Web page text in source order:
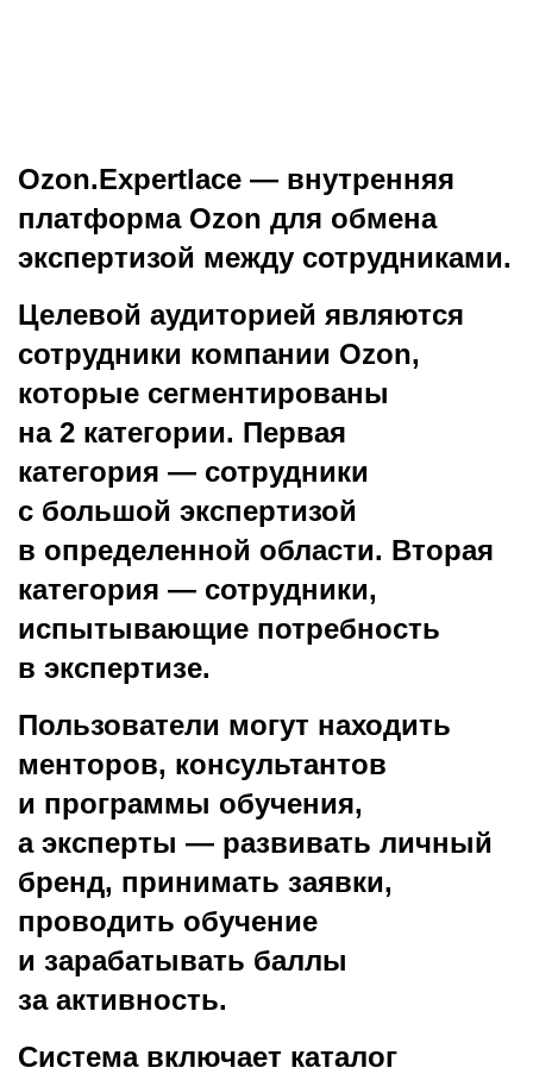
Ozon.Expertlace — внутренняя
платформа Ozon для обмена
экспертизой между сотрудниками.
Целевой аудиторией являются
сотрудники компании Ozon,
которые сегментированы
на 2 категории. Первая
категория — сотрудники
с большой экспертизой
в определенной области. Вторая
категория — сотрудники,
испытывающие потребность
в экспертизе.
Пользователи могут находить
менторов, консультантов
и программы обучения,
а эксперты — развивать личный
бренд, принимать заявки,
проводить обучение
и зарабатывать баллы
за активность.
Система включает каталог